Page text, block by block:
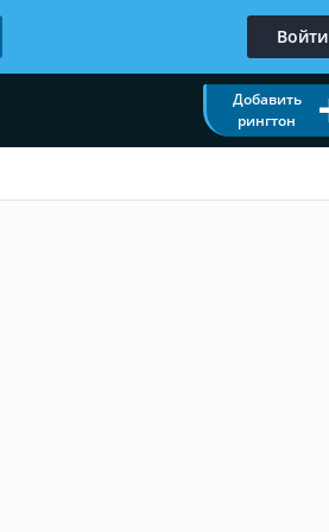
Войти
Добавить
рингтон